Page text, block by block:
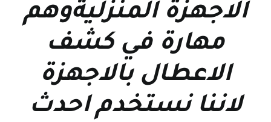
الاجهزة المنزليةوهم
مهارة في كشف
الاعطال بالاجهزة
لاننا نستخدم احدث